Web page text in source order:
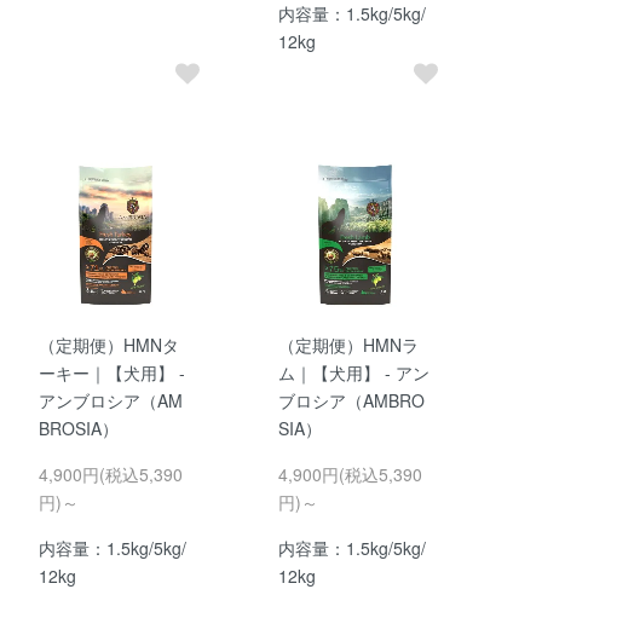
内容量：1.5kg/5kg/
12kg
（定期便）HMNタ
ーキー｜【犬用】 -
アンブロシア（AM
BROSIA）
4,900円(税込5,390
円)～
内容量：1.5kg/5kg/
12kg
（定期便）HMNラ
ム｜【犬用】 - アン
ブロシア（AMBRO
SIA）
4,900円(税込5,390
円)～
内容量：1.5kg/5kg/
12kg